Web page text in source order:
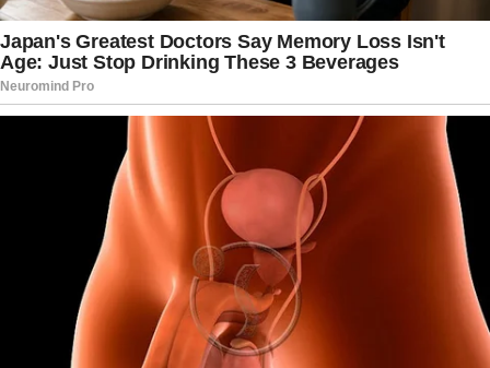
importantes e escreverem seus nomes entre os
grandes do esporte.
A expectativa agora é que Endrick utilize essa
experiência como motivação para continuar seu
desenvolvimento. Com talento reconhecido e
muito tempo pela frente, o atacante segue sendo
considerado uma das principais apostas da nova
geração do futebol brasileiro.
Enquanto a Seleção inicia um período de